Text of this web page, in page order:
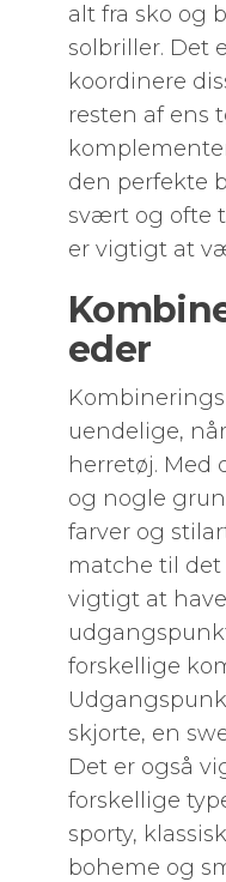
alt fra sko og
solbriller. Det
koordinere
resten af ens
den perfekte
svært og ofte
er vigtigt at
eder
uendelige,
herretøj.
og nogle
farver og
matche til
vigtigt at
forskellige
skjorte, en
Det er også
forskellige
sporty,
boheme og